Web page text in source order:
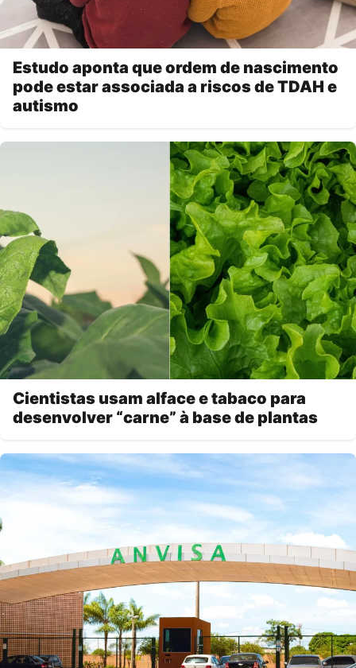
Estudo aponta que ordem de nascimento
pode estar associada a riscos de TDAH e
autismo
Cientistas usam alface e tabaco para
desenvolver “carne” à base de plantas